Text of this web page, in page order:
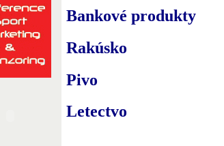
Bankové produkty
Rakúsko
Pivo
Letectvo